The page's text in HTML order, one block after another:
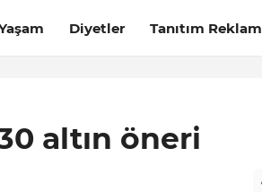
Diyetler Tanıtım Reklam
altın öneri